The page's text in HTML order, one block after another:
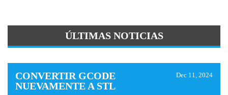
ÚLTIMAS NOTICIAS
CONVERTIR GCODE
NUEVAMENTE A STL
Dec 11, 2024